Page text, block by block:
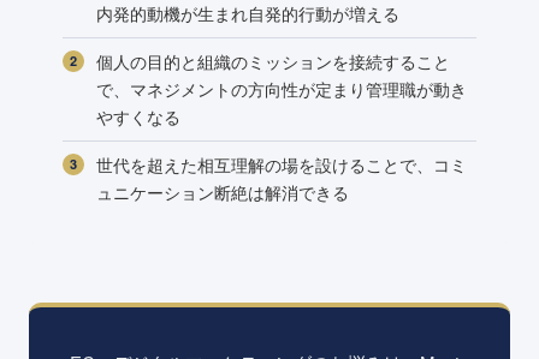
内発的動機が生まれ自発的行動が増える
個人の目的と組織のミッションを接続すること
で、マネジメントの方向性が定まり管理職が動き
やすくなる
世代を超えた相互理解の場を設けることで、コミ
ュニケーション断絶は解消できる